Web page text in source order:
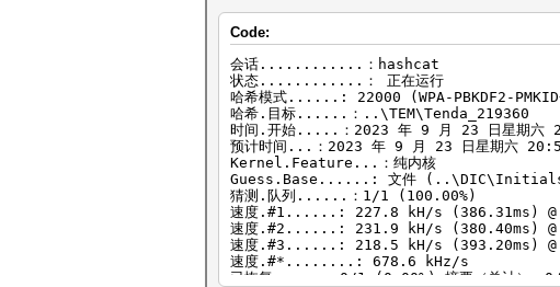
Candidate.Engine.：设备生成器
候选人.#1....: aan1155 -> fuzhuolin1155
候选人.#2....: lanhuaimin1155 ->
候选人.#3....: fuzhuoming1144 ->
Hardware.Mon.#1..：温度：45c 风扇：37% 利
Hardware.Mon.#2..：温度：46c 风扇：41% 利
Hardware.Mon.#3..：温度：50c 风扇：31% 利
Code:
会话............：hashcat
状态............： 正在运行
哈希模式......: 22000 (WPA-PBKDF2-
哈希.目标......：..\TEM\Tenda_219360
时间.开始.....：2023 年 9 月 23 日星期六
预计时间...：2023 年 9 月 23 日星期六
Kernel.Feature...：纯内核
Guess.Base......: 文件
猜测.队列......：1/1 (100.00%)
速度.#1......: 227.8 kH/s (386.31ms) @
速度.#2......: 231.9 kH/s (380.40ms) @
速度.#3......: 218.5 kH/s (393.20ms) @
速度.#*........: 678.6 kHz/s
已恢复......：0/1 (0.00%) 摘要（总计）、0/